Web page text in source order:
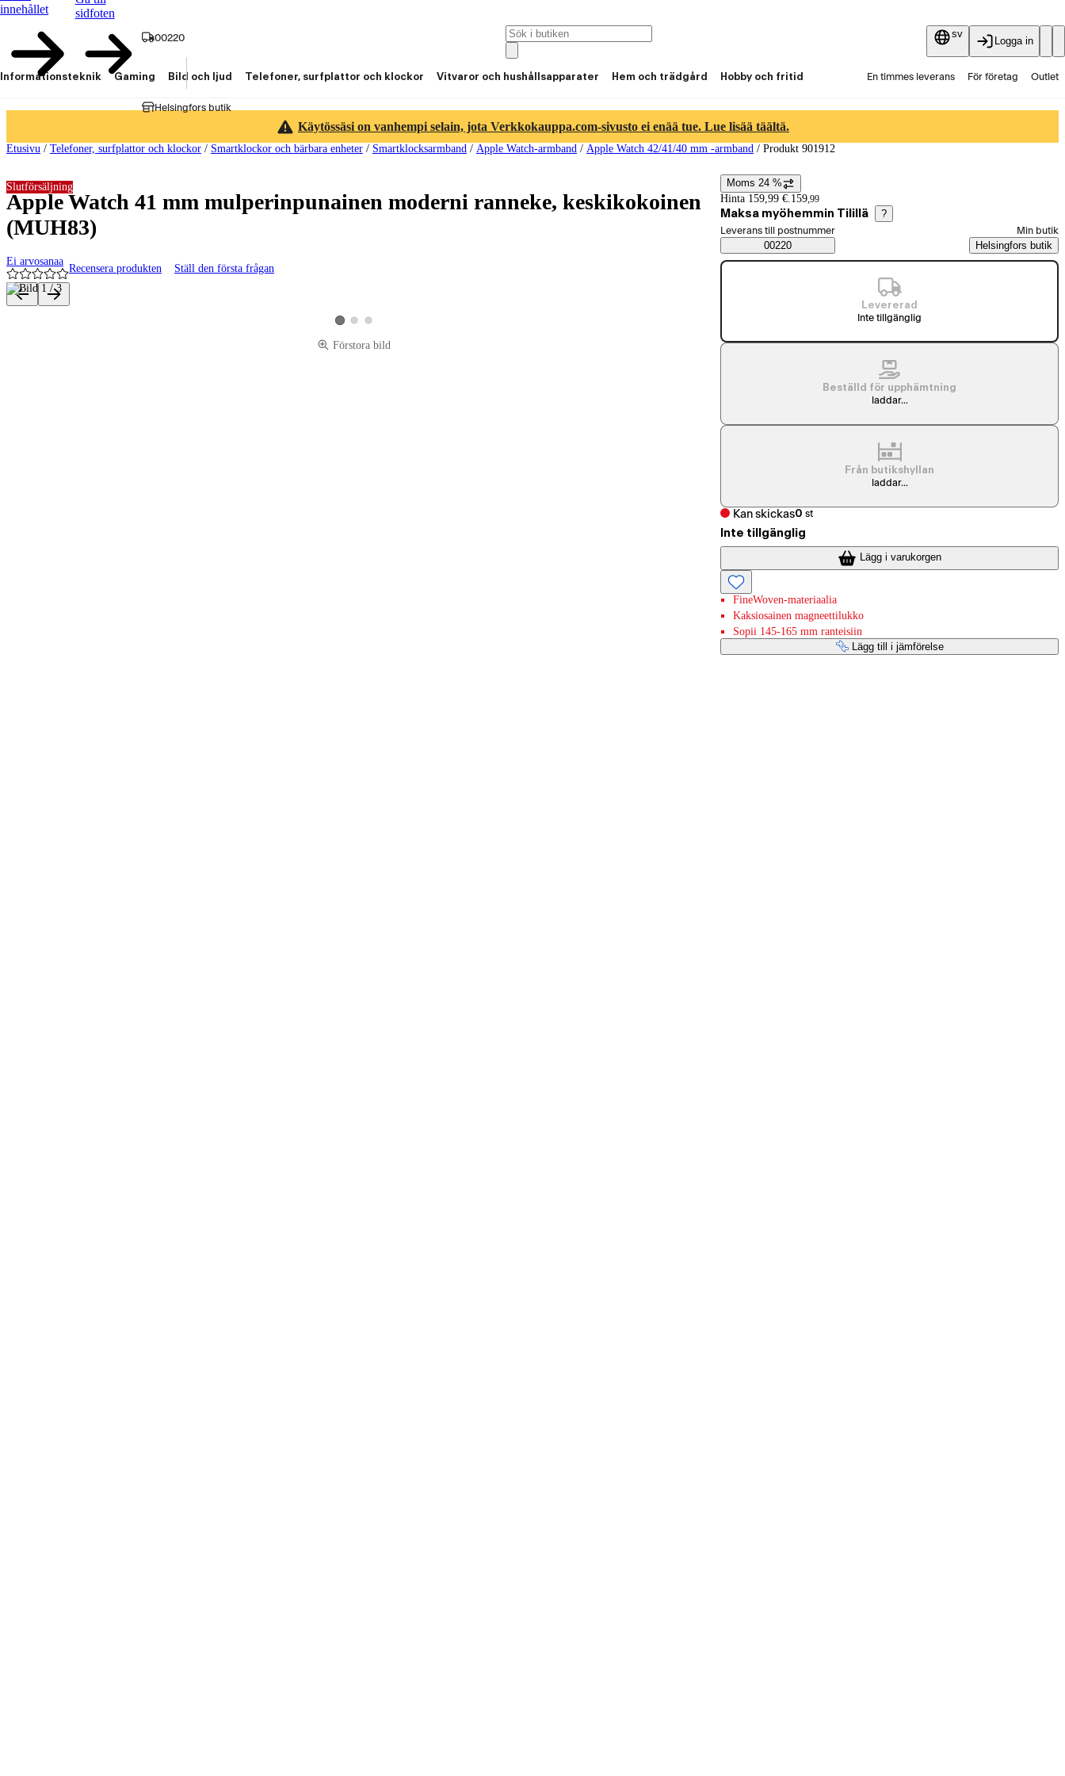
innehållet
sidfoten
00220
Helsingfors butik
sv
Logga in
Informationsteknik Gaming Bild och ljud Telefoner, surfplattor och klockor Vitvaror och hushållsapparater Hem och trädgård Hobby och fritid En timmes leverans För företag Outlet
Käytössäsi on vanhempi selain, jota Verkkokauppa.com-sivusto ei enää tue. Lue lisää täältä.
Etusivu / Telefoner, surfplattor och klockor / Smartklockor och bärbara enheter / Smartklocksarmband / Apple Watch-armband / Apple Watch 42/41/40 mm -armband / Produkt 901912
Apple Watch 41 mm mulperinpunainen moderni ranneke, keskikokoinen
(MUH83)
Ei arvosanaa
Recensera produkten Ställ den första frågan
Slutförsäljning
Produktbilder och videor
Visa produktbild 1
Visa produktbild 2
Visa produktbild 3
Förstora bild
Prisinformation
Moms 24 %
Hinta 159,99 €. 159,99
Maksa myöhemmin Tilillä ?
Saatavuustiedot
Välj beställningssätt
Leverans till postnummer
00220
Min butik
Helsingfors butik
Levererad
Inte tillgänglig
Beställd för upphämtning
laddar...
Från butikshyllan
laddar...
Kan skickas0 st
Inte tillgänglig
Lägg i varukorgen
FineWoven-materiaalia
Kaksiosainen magneettilukko
Sopii 145-165 mm ranteisiin
Lägg till i jämförelse